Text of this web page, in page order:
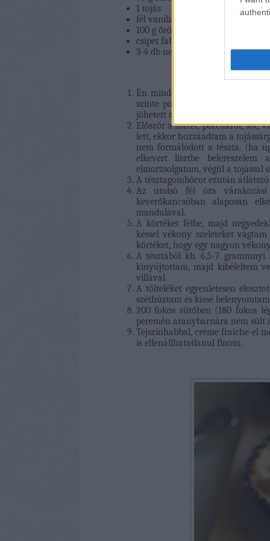
1 tojás
fél vaníliarúd magjai
100 g őrölt, hántolt mandula
csipet fahéj
3-4 db nem túl nagy vilmoskörte
Én mindent késes aprítógépben
szinte porrá aprítottam benne a
jöhetett a tészta.
Először a lisztet, porcukrot, sót,
lett, ekkor hozzáadtam a
nem formálódott a tészta. (ha
elkevert lisztbe
elmorzsolgatom, végül a tojással
A tésztagombócot ezután
Az utolsó fél óra
keverőkancsóban alaposan
mandulával.
A körtéket félbe, majd
késsel vékony szeleteket
körtéket, hogy egy nagyon
A tésztából kb. 6,5-7 grammnyi
kinyújtottam, majd kibéleltem
villával.
A tölteléket egyenletesen
széthúztam és kissé
200 fokos sütőben (180 fokos
peremén aranybarnára nem sült
Tejszínhabbal, créme fraiche-el
is ellenállhatatlanul finom.